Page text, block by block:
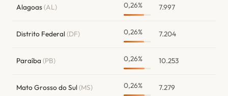
Alagoas(AL) 0,26% 7.997
Distrito Federal(DF) 0,26% 7.204
Paraíba (PB) 0,26% 10.253
Mato Grosso do Sul(MS) 0,26% 7.279